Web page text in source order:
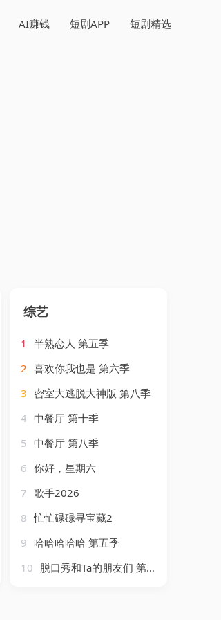
AI赚钱 短剧APP 短剧精选
综艺
1
半熟恋人 第五季
2 喜欢你我也是 第六季
3 密室大逃脱大神版 第八季
4 中餐厅 第十季
5 中餐厅 第八季
6 你好，星期六
7 歌手2026
8 忙忙碌碌寻宝藏2
9 哈哈哈哈哈 第五季
10 脱口秀和Ta的朋友们 第三季